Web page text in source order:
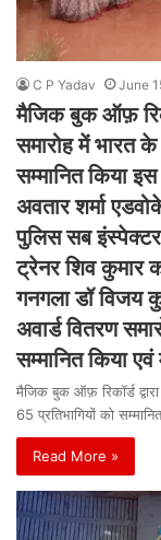
C P Yadav June
मैजिक बुक ऑफ़
समारोह में भारत
सम्मानित किया
अवतार शर्मा
पुलिस सब
ट्रेनर शिव कुमार
गनगला डॉ विजय
अवार्ड वितरण
सम्मानित किया
मैजिक बुक ऑफ़ रिकॉर्ड
65 प्रतिभागियों को
Read More »